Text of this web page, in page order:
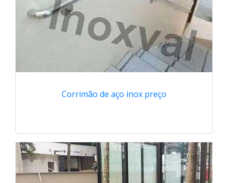
Corrimão de aço inox preço